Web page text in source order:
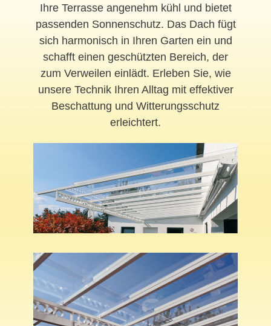
Ihre Terrasse angenehm kühl und bietet
passenden Sonnenschutz. Das Dach fügt
sich harmonisch in Ihren Garten ein und
schafft einen geschützten Bereich, der
zum Verweilen einlädt. Erleben Sie, wie
unsere Technik Ihren Alltag mit effektiver
Beschattung und Witterungsschutz
erleichtert.